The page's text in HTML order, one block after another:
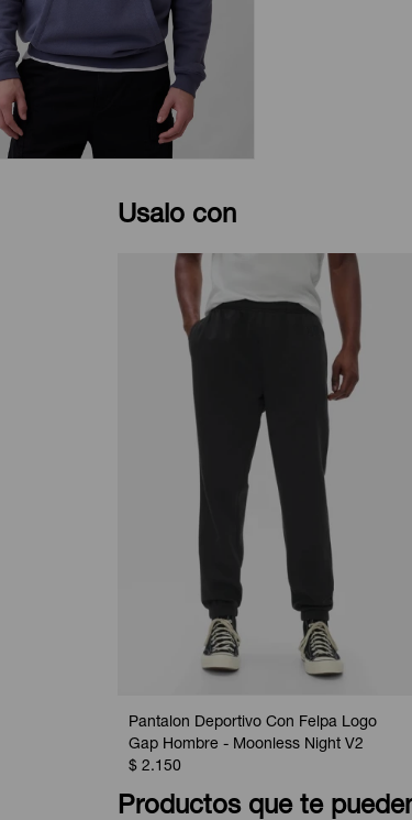
Usalo con
Pantalon Deportivo Con Felpa Logo
Gap Hombre - Moonless Night V2
$ 2.150
Productos que te